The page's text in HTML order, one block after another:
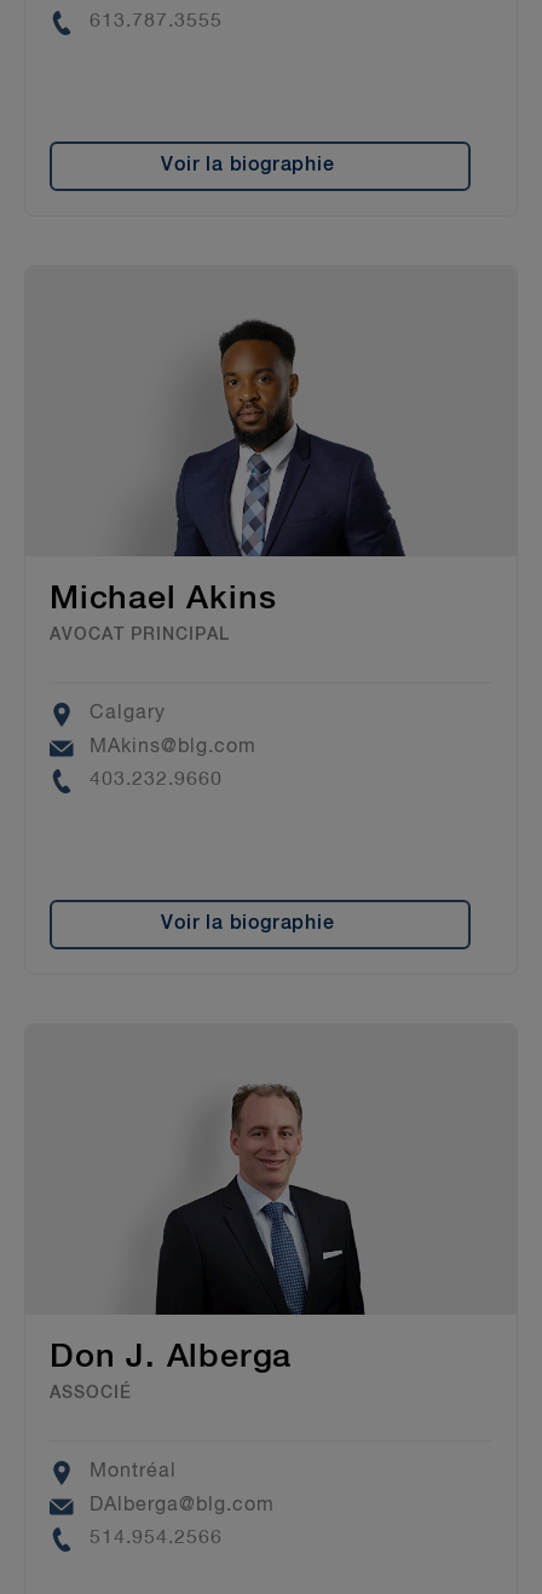
Phone
613.787.3555
Voir la biographie
Michael Akins
AVOCAT PRINCIPAL
Location
Calgary
Email
MAkins@blg.com
Phone
403.232.9660
Voir la biographie
Don J. Alberga
ASSOCIÉ
Location
Montréal
EmailDAlberga@blg.com
Phone
514.954.2566